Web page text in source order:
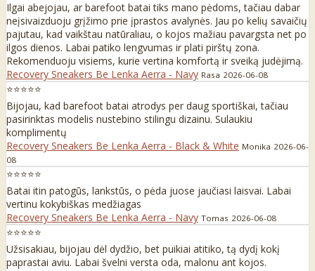
Ilgai abejojau, ar barefoot batai tiks mano pėdoms, tačiau dabar
neįsivaizduoju grįžimo prie įprastos avalynės. Jau po kelių savaičių
pajutau, kad vaikštau natūraliau, o kojos mažiau pavargsta net po
ilgos dienos. Labai patiko lengvumas ir plati pirštų zona.
Rekomenduoju visiems, kurie vertina komfortą ir sveiką judėjimą.
Recovery Sneakers Be Lenka Aerra - Navy Rasa 2026-06-08
⭐⭐⭐⭐⭐
Bijojau, kad barefoot batai atrodys per daug sportiškai, tačiau
pasirinktas modelis nustebino stilingu dizainu. Sulaukiu
komplimentų
Recovery Sneakers Be Lenka Aerra - Black & White Monika 2026-06-
08
⭐⭐⭐⭐⭐
Batai itin patogūs, lankstūs, o pėda juose jaučiasi laisvai. Labai
vertinu kokybiškas medžiagas
Recovery Sneakers Be Lenka Aerra - Navy Tomas 2026-06-08
⭐⭐⭐⭐⭐
Užsisakiau, bijojau dėl dydžio, bet puikiai atitiko, tą dydį kokį
paprastai aviu. Labai švelni versta oda, malonu ant kojos.